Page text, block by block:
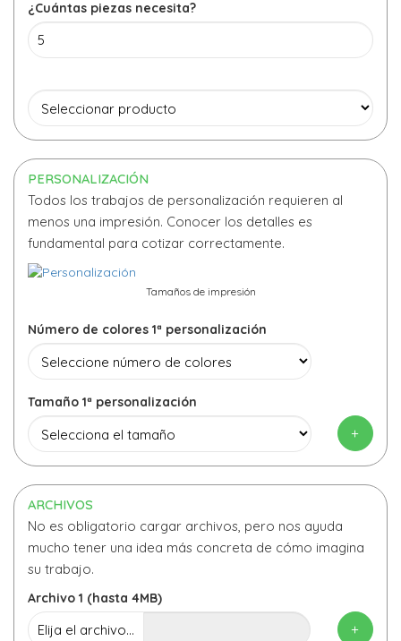
¿Cuántas piezas necesita?
PERSONALIZACIÓN
Todos los trabajos de personalización requieren al
menos una impresión. Conocer los detalles es
fundamental para cotizar correctamente.
Tamaños de impresión
Número de colores 1ª personalización
Tamaño 1ª personalización
+
ARCHIVOS
No es obligatorio cargar archivos, pero nos ayuda
mucho tener una idea más concreta de cómo imagina
su trabajo.
Archivo 1 (hasta 4MB)
Elija el archivo... +